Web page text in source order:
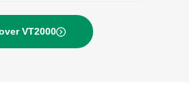
VT2000